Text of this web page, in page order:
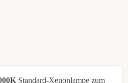
Standard-Xenonlampe zum